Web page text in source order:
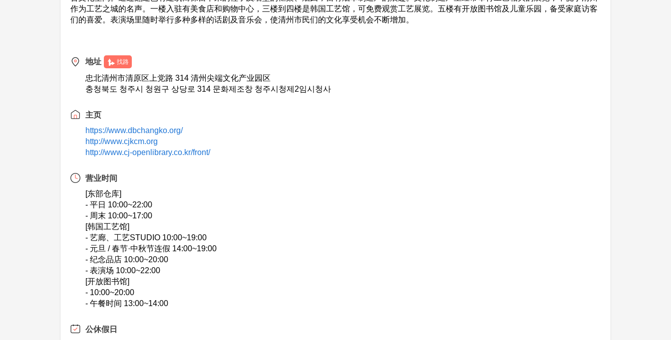
作为工艺之城的名声。一楼入驻有美食店和购物中心，三楼到四楼是韩国工艺馆，可免费观赏工艺展览。五楼有开放图书馆及儿童乐园，备受家庭访客
们的喜爱。表演场里随时举行多种多样的话剧及音乐会，使清州市民们的文化享受机会不断增加。
地址 找路
忠北清州市清原区上党路 314 清州尖端文化产业园区
충청북도 청주시 청원구 상당로 314 문화제조창 청주시청제2임시청사
主页
https://www.dbchangko.org/
http://www.cjkcm.org
http://www.cj-openlibrary.co.kr/front/
营业时间
[东部仓库]
- 平日 10:00~22:00
- 周末 10:00~17:00
[韩国工艺馆]
- 艺廊、工艺STUDIO 10:00~19:00
- 元旦 / 春节·中秋节连假 14:00~19:00
- 纪念品店 10:00~20:00
- 表演场 10:00~22:00
[开放图书馆]
- 10:00~20:00
- 午餐时间 13:00~14:00
公休假日